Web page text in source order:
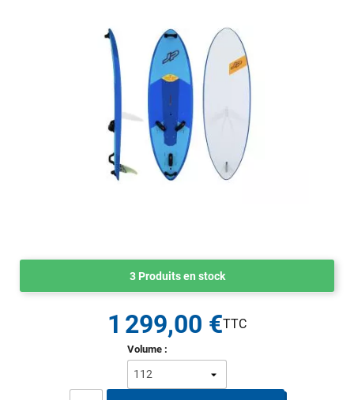
3 Produits en stock
Volume :
1 299,00 €